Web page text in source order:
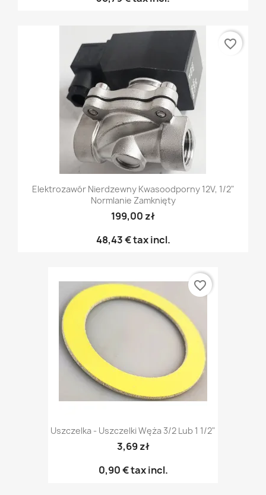
Elektrozawór Nierdzewny Kwasoodporny 12V, 1/2"
Normlanie Zamknięty
199,00 zł
48,43 €tax incl.
favorite_border
Uszczelka - Uszczelki Węża 3/2 Lub 1 1/2"
3,69 zł
0,90 €tax incl.
favorite_border